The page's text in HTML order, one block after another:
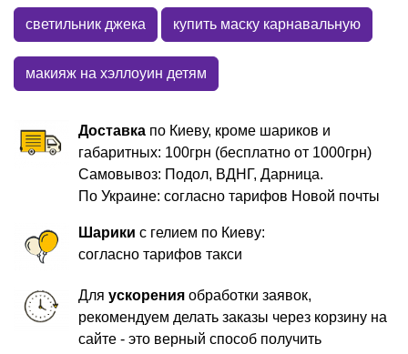
светильник джека купить маску карнавальную
макияж на хэллоуин детям
Доставка по Киеву, кроме шариков и
габаритных: 100грн (бесплатно от 1000грн)
Самовывоз: Подол, ВДНГ, Дарница.
По Украине: согласно тарифов Новой почты
Шарики с гелием по Киеву:
согласно тарифов такси
Дляускорения обработки заявок,
рекомендуем делать заказы через корзину на
сайте - это верный способ получить